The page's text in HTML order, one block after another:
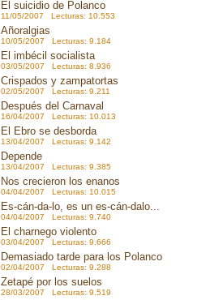
El suicidio de Polanco
11/05/2007 Lecturas: 10.553
Añoralgias
10/05/2007 Lecturas: 9.184
El imbécil socialista
03/05/2007 Lecturas: 8.936
Crispados y zampatortas
02/05/2007 Lecturas: 9.211
Después del Carnaval
16/04/2007 Lecturas: 10.013
El Ebro se desborda
13/04/2007 Lecturas: 9.142
Depende
13/04/2007 Lecturas: 9.385
Nos crecieron los enanos
04/04/2007 Lecturas: 10.015
Es-cán-da-lo, es un es-cán-dalo...
04/04/2007 Lecturas: 9.740
El charnego violento
03/04/2007 Lecturas: 9.666
Demasiado tarde para los Polanco
02/04/2007 Lecturas: 9.288
Zetapé por los suelos
28/03/2007 Lecturas: 9.519